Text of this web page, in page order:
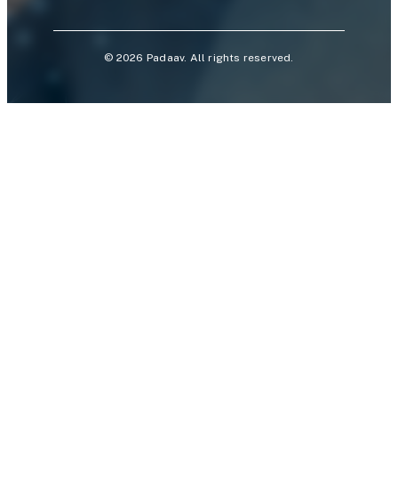
© 2026 Padaav. All rights reserved.